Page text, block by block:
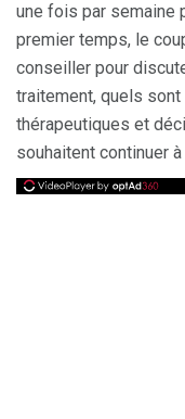
une fois par semaine
premier temps, le
conseiller pour
traitement, quels
thérapeutiques et
souhaitent continuer à